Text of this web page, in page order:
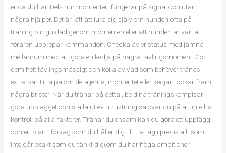
enda du har. Dels hur momenten fungerar på signal och utan
några hjälper. Det är lätt att lura sig själv om hunden ofta på
träning blir guidad genom momenten eller att hunden är van att
föraren upprepar kommandon. Checka av er status med jämna
mellanrum med att göra en kedja på några tävlingsmoment. Gör
dem helt tävlingsmässigt och kolla av vad som behöver tränas
extra på. Titta på om detaljerna, momentet eller kedjan lockar fram
några brister. När du tränar på detta , be dina träningskompisar
göra upplägget och ställa ut ev utrustning så övar du på att inte ha
kontroll på alla faktorer. Tränar du ensam kan du göra ett upplägg
och en plan i förväg som du håller dig till. Ta tag i precis allt som
inte går exakt som du tänkt dig(om du har höga ambitioner